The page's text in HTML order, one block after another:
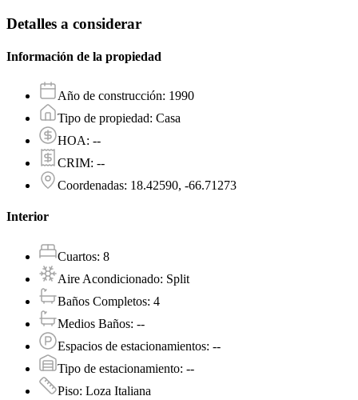
Detalles a considerar
Información de la propiedad
Año de construcción: 1990
Tipo de propiedad: Casa
HOA: --
CRIM: --
Coordenadas: 18.42590, -66.71273
Interior
Cuartos: 8
Aire Acondicionado: Split
Baños Completos: 4
Medios Baños: --
Espacios de estacionamientos: --
Tipo de estacionamiento: --
Piso: Loza Italiana